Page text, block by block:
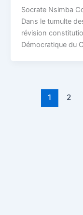
Socrate Nsimba
Dans le tumulte
révision
Démocratique du
1 2